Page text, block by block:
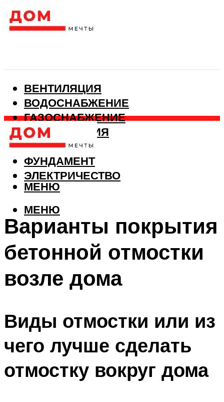
ВЕНТИЛЯЦИЯ
ВОДОСНАБЖЕНИЕ
ГАЗОСНАБЖЕНИЕ
КАНАЛИЗАЦИЯ
ОТОПЛЕНИЕ
ФУНДАМЕНТ
ЭЛЕКТРИЧЕСТВО
МЕНЮ
МЕНЮ
Варианты покрытия
бетонной отмостки
возле дома
Виды отмостки или из
чего лучше сделать
отмостку вокруг дома